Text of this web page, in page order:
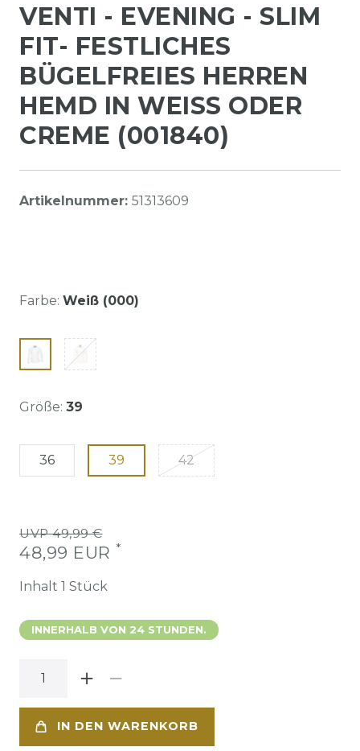
VENTI - EVENING - SLIM
FIT- FESTLICHES
BÜGELFREIES HERREN
HEMD IN WEISS ODER C
REME (001840)
Artikelnummer: 51313609
Farbe: Weiß (000)
Größe: 39
36 39 42
UVP 49,99 €
48,99 EUR *
Inhalt 1 Stück
INNERHALB VON 24 STUNDEN.
IN DEN WARENKORB